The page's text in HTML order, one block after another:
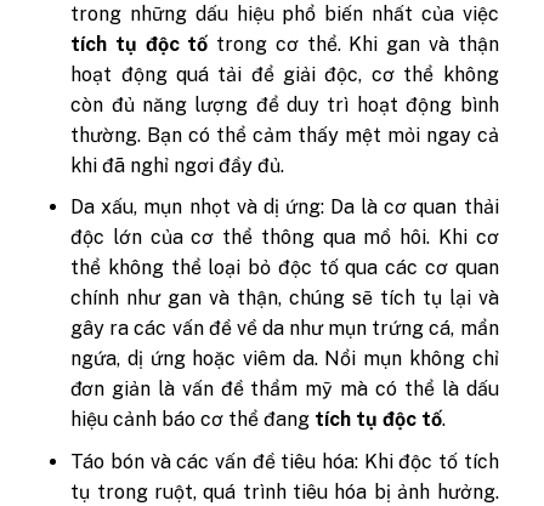
trong những dấu hiệu phổ biến nhất của việc
tích tụ độc tố trong cơ thể. Khi gan và thận
hoạt động quá tải để giải độc, cơ thể không
còn đủ năng lượng để duy trì hoạt động bình
thường. Bạn có thể cảm thấy mệt mỏi ngay cả
khi đã nghỉ ngơi đầy đủ.
Da xấu, mụn nhọt và dị ứng: Da là cơ quan thải
độc lớn của cơ thể thông qua mồ hôi. Khi cơ
thể không thể loại bỏ độc tố qua các cơ quan
chính như gan và thận, chúng sẽ tích tụ lại và
gây ra các vấn đề về da như mụn trứng cá, mẩn
ngứa, dị ứng hoặc viêm da. Nổi mụn không chỉ
đơn giản là vấn đề thẩm mỹ mà có thể là dấu
hiệu cảnh báo cơ thể đang tích tụ độc tố.
Táo bón và các vấn đề tiêu hóa: Khi độc tố tích
tụ trong ruột, quá trình tiêu hóa bị ảnh hưởng.